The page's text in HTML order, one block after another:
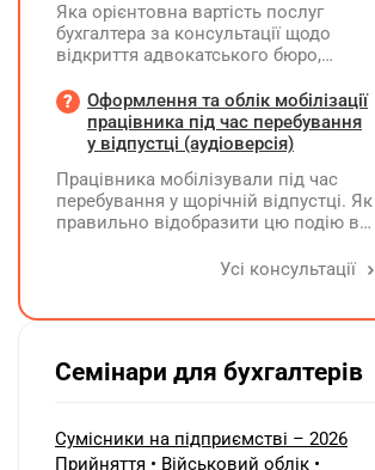
Яка орієнтовна вартість послуг
бухгалтера за консультації щодо
відкриття адвокатського бюро,
діяльності та подання звіту за
формою №8-ОПП?
Оформлення та облік мобілізації
працівника під час перебування
у відпустці (аудіоверсія)
Працівника мобілізували під час
перебування у щорічній відпустці. Як
правильно відобразити цю подію в
бухгалтерському обліку таУсі консультації
Семінари для бухгалтерів
Сумісники на підприємстві – 2026
Прийняття • Військовий облік •